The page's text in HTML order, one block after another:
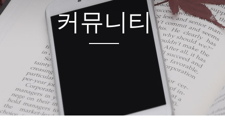
기관개요
찾아오시는길
건강생활지원사업
급식지원사업
저소득 재가노인 식사배달사업
노인일자리 및 사회활동지원사업
식단표
이용수칙
커뮤니티